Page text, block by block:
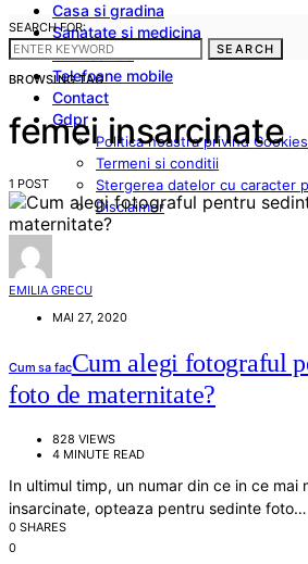
Casa si gradina
Sanatate si medicina
Cum sa fac
Telefoane mobile
Contact
Gdpr
Politica noastra privind Cookies
Termeni si conditii
Stergerea datelor cu caracter
Disclaimer
SEARCH FOR:
SEARCH
BROWSING TAG
femei insarcinate
1 POST
EMILIA GRECU
MAI 27, 2020
Cum sa facCum alegi fotograful
foto de maternitate?
828 VIEWS
4 MINUTE READ
In ultimul timp, un numar din ce in ce mai
insarcinate, opteaza pentru sedinte foto…
0 SHARES
0